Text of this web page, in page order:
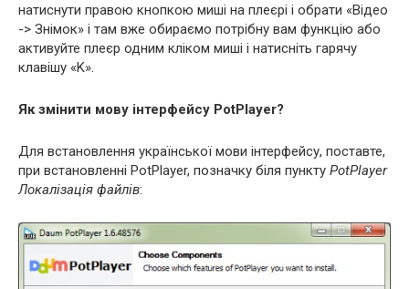
натиснути правою кнопкою миші на плеєрі і обрати «Відео
-> Знімок» і там вже обираємо потрібну вам функцію або
активуйте плеєр одним кліком миші і натисніть гарячу
клавішу «K».
Як змінити мову інтерфейсу PotPlayer?
Для встановлення української мови інтерфейсу, поставте,
при встановленні PotPlayer, позначку біля пункту PotPlayer
Локалізація файлів: